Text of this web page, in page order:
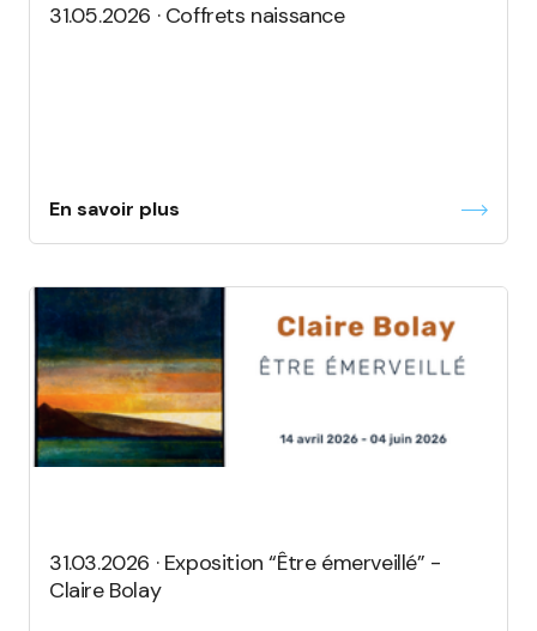
31.05.2026 · Coffrets naissance
En savoir plus
31.03.2026 · Exposition “Être émerveillé” -
Claire Bolay